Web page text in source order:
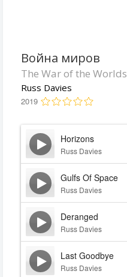
Война миров
The War of the Worlds
Russ Davies
2019
Horizons
Russ Davies
Gulfs Of Space
Russ Davies
Deranged
Russ Davies
Last Goodbye
Russ Davies